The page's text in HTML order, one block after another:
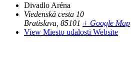
Divadlo Aréna
Viedenská cesta 10
Bratislava 85101 + Google Map
View Miesto udalosti Website